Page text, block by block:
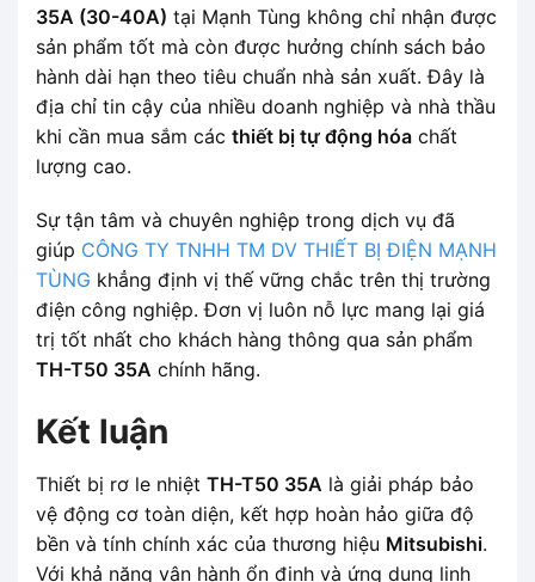
35A (30-40A) tại Mạnh Tùng không chỉ nhận được
sản phẩm tốt mà còn được hưởng chính sách bảo
hành dài hạn theo tiêu chuẩn nhà sản xuất. Đây là
địa chỉ tin cậy của nhiều doanh nghiệp và nhà thầu
khi cần mua sắm các thiết bị tự động hóa chất
lượng cao.
Sự tận tâm và chuyên nghiệp trong dịch vụ đã
giúp CÔNG TY TNHH TM DV THIẾT BỊ ĐIỆN MẠNH
TÙNG khẳng định vị thế vững chắc trên thị trường
điện công nghiệp. Đơn vị luôn nỗ lực mang lại giá
trị tốt nhất cho khách hàng thông qua sản phẩm
TH-T50 35A chính hãng.
Kết luận
Thiết bị rơ le nhiệt TH-T50 35A là giải pháp bảo
vệ động cơ toàn diện, kết hợp hoàn hảo giữa độ
bền và tính chính xác của thương hiệu Mitsubishi.
Với khả năng vận hành ổn định và ứng dụng linh